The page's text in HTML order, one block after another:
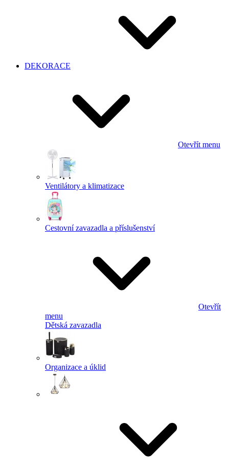
DEKORACE
Otevřít menu
Ventilátory a klimatizace
Cestovní zavazadla a příslušenství
Otevřít
menu
Dětská zavazadla
Organizace a úklid